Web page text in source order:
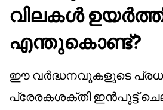
വിലകൾ
എന്തുകൊണ്ട്?
ഈ വർദ്ധനവുകളുടെ
പ്രേരകശക്തി ഇൻപുട്ട്